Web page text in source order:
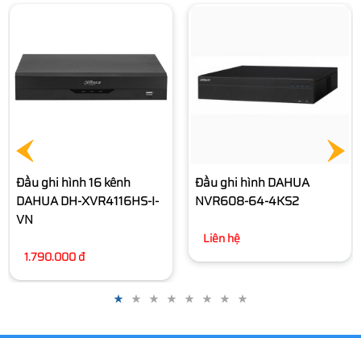
Đầu ghi hình DAHUA
NVR608-64-4KS2
Đầu ghi hình DAHUA
NVR608-32-4KS2
Liên hệ